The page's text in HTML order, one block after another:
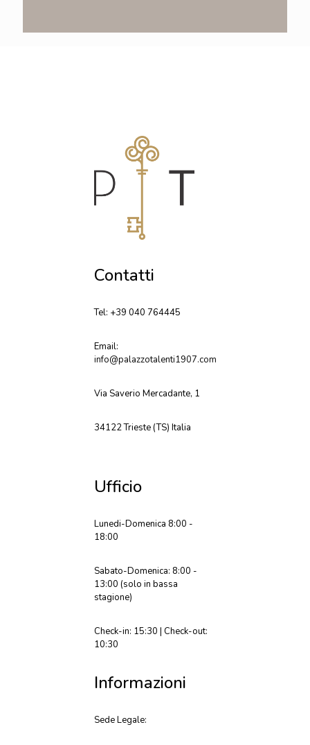
Contatti
Tel: +39 040 764445
Email:
info@palazzotalenti1907.com
Via Saverio Mercadante, 1
34122 Trieste (TS) Italia
Ufficio
Lunedi-Domenica 8:00 -
18:00
Sabato-Domenica: 8:00 -
13:00 (solo in bassa
stagione)
Check-in: 15:30 | Check-out:
10:30
Informazioni
Sede Legale: